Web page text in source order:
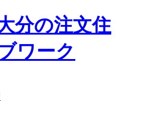
分の注文住
ワーク